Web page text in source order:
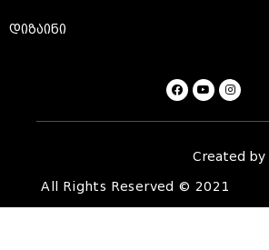
დიზაინი
Created by
All Rights Reserved © 2021